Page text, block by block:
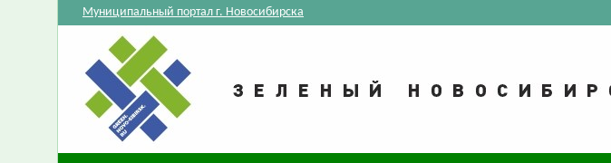
Муниципальный портал г. Новосибирска